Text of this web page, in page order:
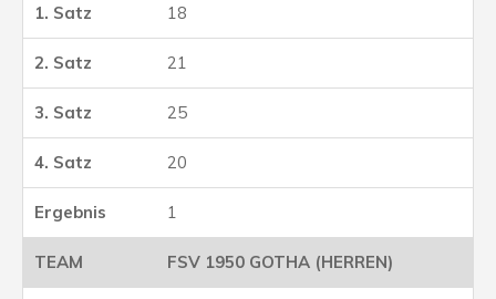
18
21
25
20
1
FSV 1950 GOTHA (HERREN)